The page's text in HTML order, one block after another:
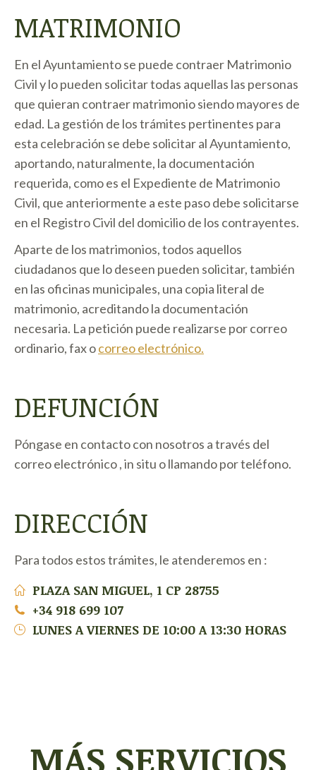
MATRIMONIO
En el Ayuntamiento se puede contraer Matrimonio
Civil y lo pueden solicitar todas aquellas las personas
que quieran contraer matrimonio siendo mayores de
edad. La gestión de los trámites pertinentes para
esta celebración se debe solicitar al Ayuntamiento,
aportando, naturalmente, la documentación
requerida, como es el Expediente de Matrimonio
Civil, que anteriormente a este paso debe solicitarse
en el Registro Civil del domicilio de los contrayentes.
Aparte de los matrimonios, todos aquellos
ciudadanos que lo deseen pueden solicitar, también
en las oficinas municipales, una copia literal de
matrimonio, acreditando la documentación
necesaria. La petición puede realizarse por correo
ordinario, fax ocorreo electrónico.
DEFUNCIÓN
Póngase en contacto con nosotros a través del
correo electrónico , in situ o llamando por teléfono.
DIRECCIÓN
Para todos estos trámites, le atenderemos en :
PLAZA SAN MIGUEL, 1 CP 28755
+34 918 699 107
LUNES A VIERNES DE 10:00 A 13:30 HORAS
MÁS SERVICIOS